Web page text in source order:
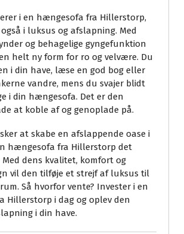
i en hængesofa fra Hillerstorp,
i luksus og afslapning. Med
og behagelige gyngefunktion
helt ny form for ro og velvære. Du
i din have, læse en god bog eller
vandre, mens du svajer blidt
i din hængesofa. Det er den
at koble af og genoplade på.
at skabe en afslappende oase i
hængesofa fra Hillerstorp det
Med dens kvalitet, komfort og
vil den tilføje et strejf af luksus til
Så hvorfor vente? Invester i en
Hillerstorp i dag og oplev den
i din have.